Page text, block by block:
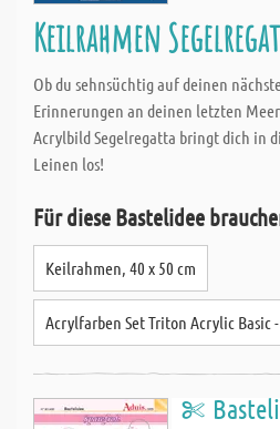
Keilrahmen
Ob du sehnsüchtig auf deinen
Erinnerungen an deinen letzten
Acrylbild Segelregatta bringt dich in
Leinen los!
Für diese Bastelidee
Keilrahmen, 40 x 50 cm
Acrylfarben Set Triton Acrylic Basic